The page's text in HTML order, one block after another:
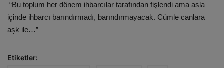
“Bu toplum her dönem ihbarcılar tarafından fişlendi ama asla
içinde ihbarcı barındırmadı, barındırmayacak. Cümle canlara
aşk ile…”
Etiketler: